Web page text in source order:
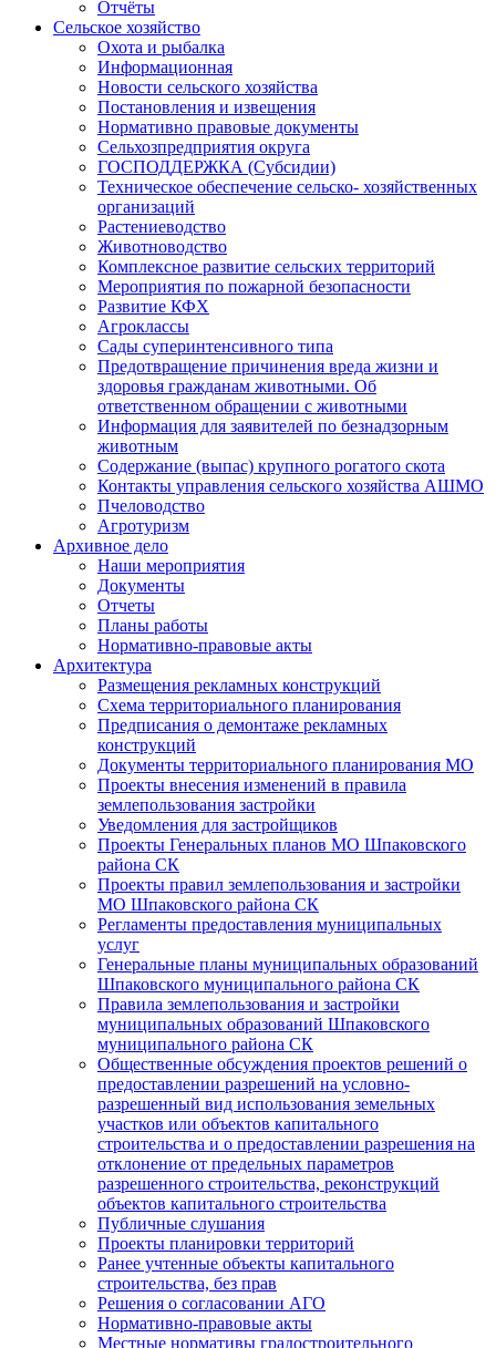
Отчёты
Сельское хозяйство
Охота и рыбалка
Информационная
Новости сельского хозяйства
Постановления и извещения
Нормативно правовые документы
Сельхозпредприятия округа
ГОСПОДДЕРЖКА (Субсидии)
Техническое обеспечение сельско- хозяйственных
организаций
Растениеводство
Животноводство
Комплексное развитие сельских территорий
Мероприятия по пожарной безопасности
Развитие КФХ
Агроклассы
Сады суперинтенсивного типа
Предотвращение причинения вреда жизни и
здоровья гражданам животными. Об
ответственном обращении с животными
Информация для заявителей по безнадзорным
животным
Содержание (выпас) крупного рогатого скота
Контакты управления сельского хозяйства АШМО
Пчеловодство
Агротуризм
Архивное дело
Наши мероприятия
Документы
Отчеты
Планы работы
Нормативно-правовые акты
Архитектура
Размещения рекламных конструкций
Схема территориального планирования
Предписания о демонтаже рекламных
конструкций
Документы территориального планирования МО
Проекты внесения изменений в правила
землепользования застройки
Уведомления для застройщиков
Проекты Генеральных планов МО Шпаковского
района СК
Проекты правил землепользования и застройки
МО Шпаковского района СК
Регламенты предоставления муниципальных
услуг
Генеральные планы муниципальных образований
Шпаковского муниципального района СК
Правила землепользования и застройки
муниципальных образований Шпаковского
муниципального района СК
Общественные обсуждения проектов решений о
предоставлении разрешений на условно-
разрешенный вид использования земельных
участков или объектов капитального
строительства и о предоставлении разрешения на
отклонение от предельных параметров
разрешенного строительства, реконструкций
объектов капитального строительства
Публичные слушания
Проекты планировки территорий
Ранее учтенные объекты капитального
строительства, без прав
Решения о согласовании АГО
Нормативно-правовые акты
Местные нормативы градостроительного